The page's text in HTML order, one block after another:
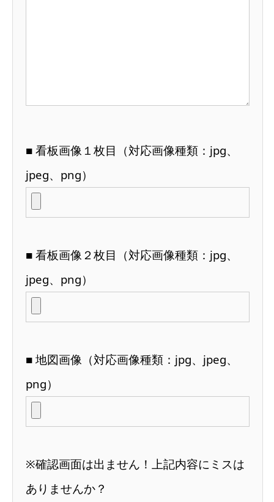
■ 看板画像１枚目（対応画像種類：jpg、
jpeg、png）
■ 看板画像２枚目（対応画像種類：jpg、
jpeg、png）
■ 地図画像（対応画像種類：jpg、jpeg、
png）
※確認画面は出ません！上記内容にミスは
ありませんか？